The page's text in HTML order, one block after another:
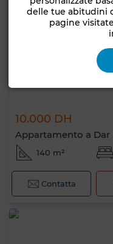
10.000 DH
Appartamento a Dar
140 m²
Contatta
delle tue abitudini
pagine